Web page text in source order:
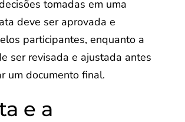
tomadas em uma
deve ser aprovada e
participantes, enquanto a
ser revisada e ajustada antes
um documento final.
e a